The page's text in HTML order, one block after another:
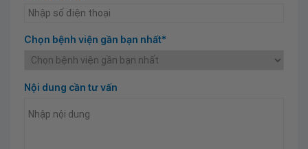
Chọn bệnh viện gần bạn nhất*
Nội dung cần tư vấn